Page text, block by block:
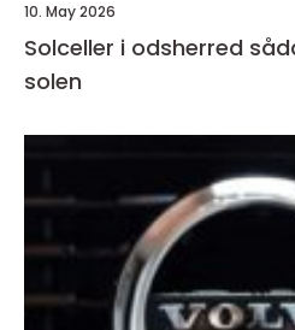
10. May 2026
Solceller i odsherred sådan får du mest ud af
solen